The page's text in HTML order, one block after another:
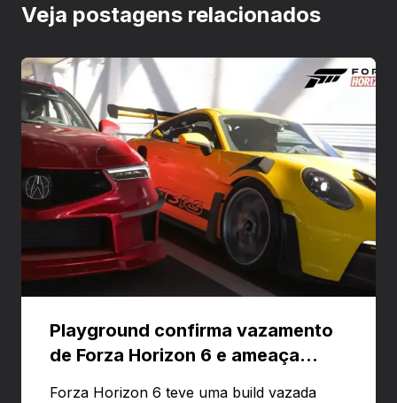
Veja postagens relacionados
Playground confirma vazamento
de Forza Horizon 6 e ameaça
Forza Horizon 6 teve uma build vazada